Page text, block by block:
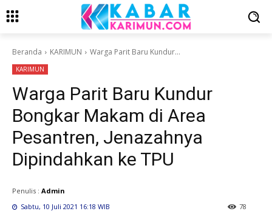
Beranda KARIMUN Warga Parit Baru Kundur...
KARIMUN
Warga Parit Baru Kundur
Bongkar Makam di Area
Pesantren, Jenazahnya
Dipindahkan ke TPU
Penulis : Admin
Sabtu, 10 Juli 2021 16:18 WIB
78